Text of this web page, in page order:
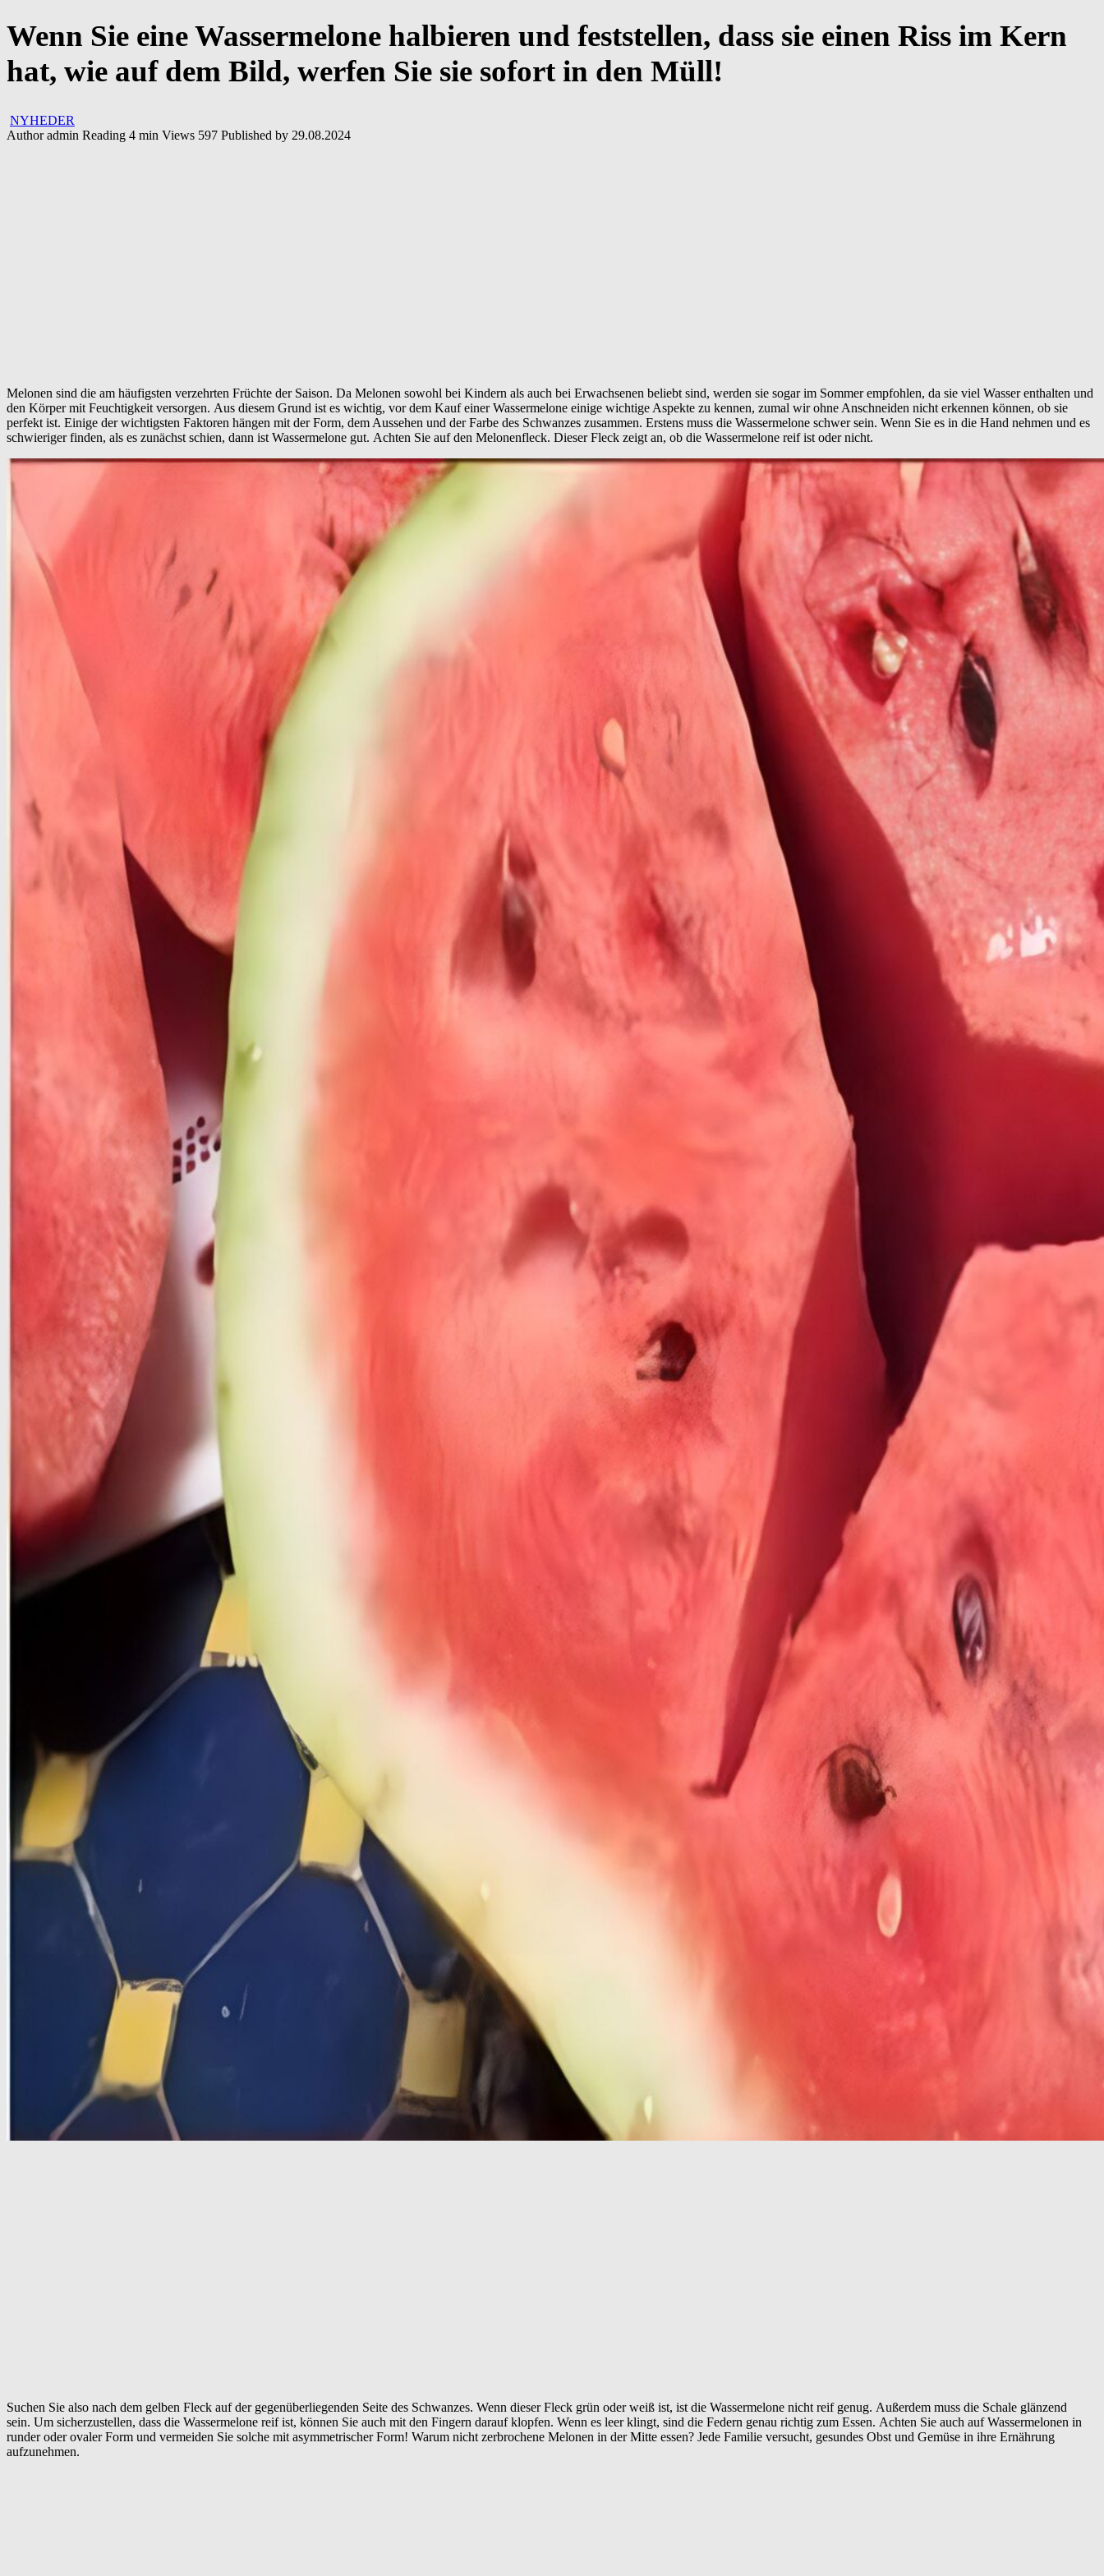
Wenn Sie eine Wassermelone halbieren und feststellen, dass sie einen Riss im Kern
hat, wie auf dem Bild, werfen Sie sie sofort in den Müll!
NYHEDER
Author admin Reading 4 min Views 597 Published by 29.08.2024
Melonen sind die am häufigsten verzehrten Früchte der Saison. Da Melonen sowohl bei Kindern als auch bei Erwachsenen beliebt sind, werden sie sogar im Sommer empfohlen, da sie viel Wasser enthalten und
den Körper mit Feuchtigkeit versorgen. Aus diesem Grund ist es wichtig, vor dem Kauf einer Wassermelone einige wichtige Aspekte zu kennen, zumal wir ohne Anschneiden nicht erkennen können, ob sie
perfekt ist. Einige der wichtigsten Faktoren hängen mit der Form, dem Aussehen und der Farbe des Schwanzes zusammen. Erstens muss die Wassermelone schwer sein. Wenn Sie es in die Hand nehmen und es
schwieriger finden, als es zunächst schien, dann ist Wassermelone gut. Achten Sie auf den Melonenfleck. Dieser Fleck zeigt an, ob die Wassermelone reif ist oder nicht.
Suchen Sie also nach dem gelben Fleck auf der gegenüberliegenden Seite des Schwanzes. Wenn dieser Fleck grün oder weiß ist, ist die Wassermelone nicht reif genug. Außerdem muss die Schale glänzend
sein. Um sicherzustellen, dass die Wassermelone reif ist, können Sie auch mit den Fingern darauf klopfen. Wenn es leer klingt, sind die Federn genau richtig zum Essen. Achten Sie auch auf Wassermelonen in
runder oder ovaler Form und vermeiden Sie solche mit asymmetrischer Form! Warum nicht zerbrochene Melonen in der Mitte essen? Jede Familie versucht, gesundes Obst und Gemüse in ihre Ernährung
aufzunehmen.